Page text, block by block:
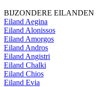
BIJZONDERE EILANDEN
Eiland Aegina
Eiland Alonissos
Eiland Amorgos
Eiland Andros
Eiland Angistri
Eiland Chalki
Eiland Chios
Eiland Evia